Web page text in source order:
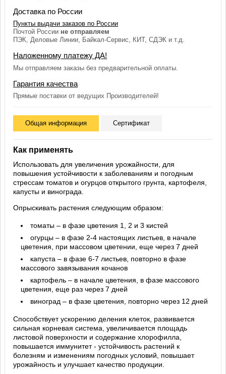
Доставка по России
Пункты выдачи заказов по России
Почтой России не отправляем
ПЭК, Деловые Линии, Байкал-Сервис, КИТ, СДЭК и т.д.
Наложенному платежу ДА!
Мы отправляем заказы без предварительной оплаты.
Гарантия качества
Прямые поставки от ведущих Производителей!
Общая информация Сертификат
Как применять
Использовать для увеличения урожайности, для
повышения устойчивости к заболеваниям и погодным
стрессам томатов и огурцов открытого грунта, картофеля,
капусты и винограда.
Опрыскивать растения следующим образом:
томаты – в фазе цветения 1, 2 и 3 кистей
огурцы – в фазе 2-4 настоящих листьев, в начале
цветения, при массовом цветении, еще через 7 дней
капуста – в фазе 6-7 листьев, повторно в фазе
массового завязывания кочанов
картофель – в начале цветения, в фазе массового
цветения, еще раз через 7 дней
виноград – в фазе цветения, повторно через 12 дней
Способствует ускорению деления клеток, развивается
сильная корневая система, увеличивается площадь
листовой поверхности и содержание хлорофилла,
повышается иммунитет - устойчивость растений к
болезням и изменениям погодных условий, повышает
урожайность и улучшает качество продукции.